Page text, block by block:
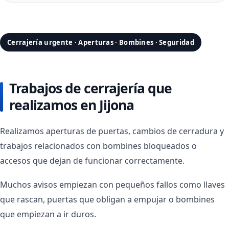
Cerrajería urgente · Aperturas · Bombines · Seguridad
Trabajos de cerrajería que
realizamos en Jijona
Realizamos aperturas de puertas, cambios de cerradura y
trabajos relacionados con bombines bloqueados o
accesos que dejan de funcionar correctamente.
Muchos avisos empiezan con pequeños fallos como llaves
que rascan, puertas que obligan a empujar o bombines
que empiezan a ir duros.